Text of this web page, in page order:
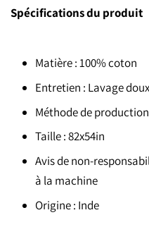
Spécifications du produit
Matière : 100% coton
Entretien : Lavage
Méthode de
Taille : 82x54in
Avis de non-
à la machine
Origine : Inde